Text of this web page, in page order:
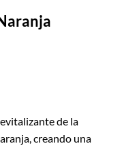
de la
creando una